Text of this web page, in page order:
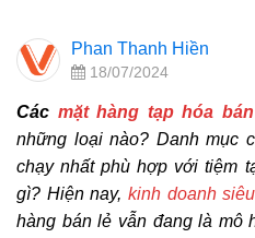
Phan Thanh Hiền
18/07/2024
Các mặt hàng tạp hóa
những loại nào? Danh mục
chạy nhất phù hợp với tiệm
gì? Hiện nay, kinh doanh
hàng bán lẻ vẫn đang là mô